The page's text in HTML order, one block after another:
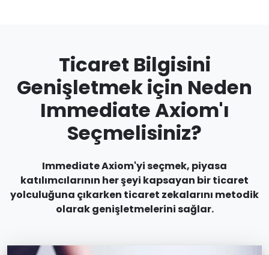
Ticaret Bilgisini
Genişletmek için Neden
Immediate Axiom'ı
Seçmelisiniz?
Immediate Axiom'yi seçmek, piyasa
katılımcılarının her şeyi kapsayan bir ticaret
yolculuğuna çıkarken ticaret zekalarını metodik
olarak genişletmelerini sağlar.